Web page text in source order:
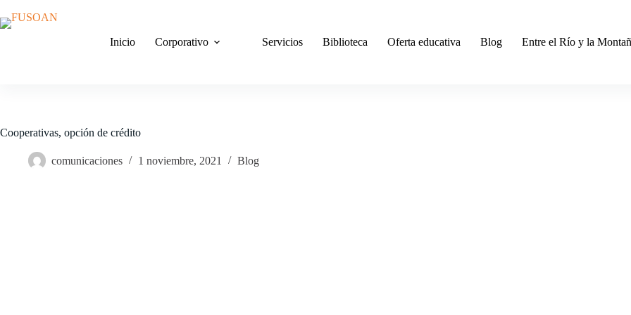
al
contenido
Inicio
Corporativo Servicios Biblioteca Oferta educativa Blog Entre el Río y la
Cooperativas, opción de crédito
comunicaciones 1 noviembre, 2021 Blog